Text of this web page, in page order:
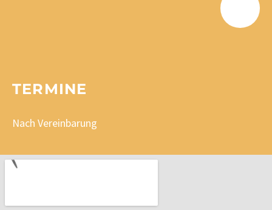
TERMINE
Nach Vereinbarung